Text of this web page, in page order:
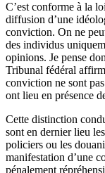
C’est conforme à la
diffusion d’une
conviction. On ne
des individus
opinions. Je pense
Tribunal fédéral
conviction ne sont
ont lieu en présence
Cette distinction
sont en dernier lieu
policiers ou les
manifestation d’une
pénalement